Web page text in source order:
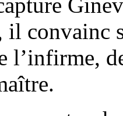
il
l’infirme,